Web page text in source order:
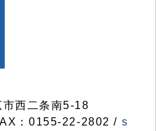
西二条南5-18
：0155-22-2802 / s